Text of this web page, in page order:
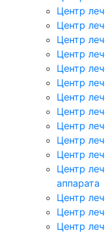
Центр
Центр
Центр
Центр
Центр
Центр
Центр
Центр
Центр
Центр
Центр
Центр
аппарата
Центр
Центр
Центр